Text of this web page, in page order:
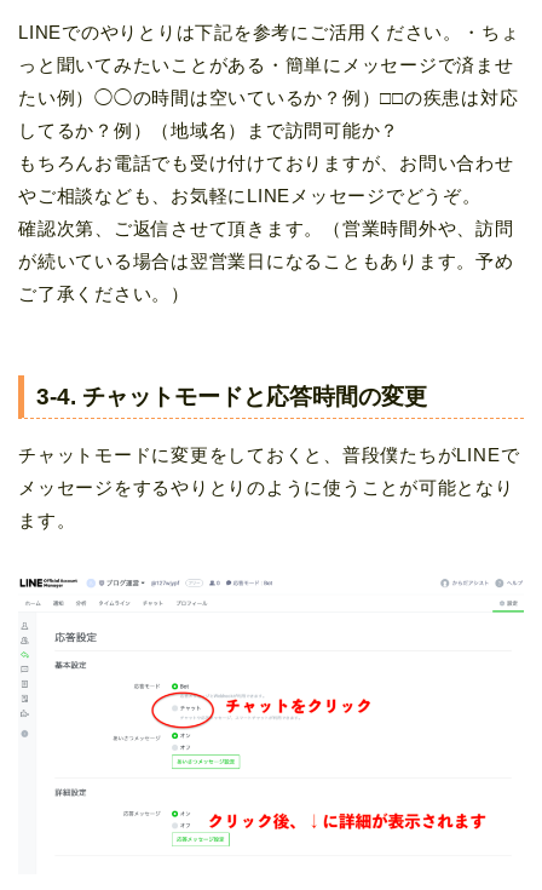
LINEでのやりとりは下記を参考にご活用ください。・ちょ
っと聞いてみたいことがある・簡単にメッセージで済ませ
たい例）◯◯の時間は空いているか？例）□□の疾患は対応
してるか？例）（地域名）まで訪問可能か？
もちろんお電話でも受け付けておりますが、お問い合わせ
やご相談なども、お気軽にLINEメッセージでどうぞ。
確認次第、ご返信させて頂きます。（営業時間外や、訪問
が続いている場合は翌営業日になることもあります。予め
ご了承ください。）
3-4. チャットモードと応答時間の変更
チャットモードに変更をしておくと、普段僕たちがLINEで
メッセージをするやりとりのように使うことが可能となり
ます。